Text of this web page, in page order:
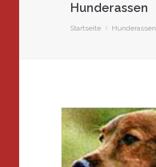
Hunderassen
Startseite Hunderassen